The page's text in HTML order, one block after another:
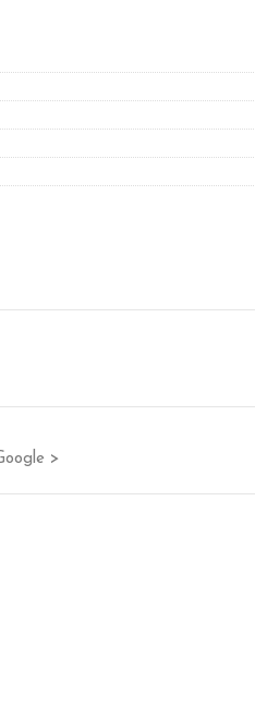
>